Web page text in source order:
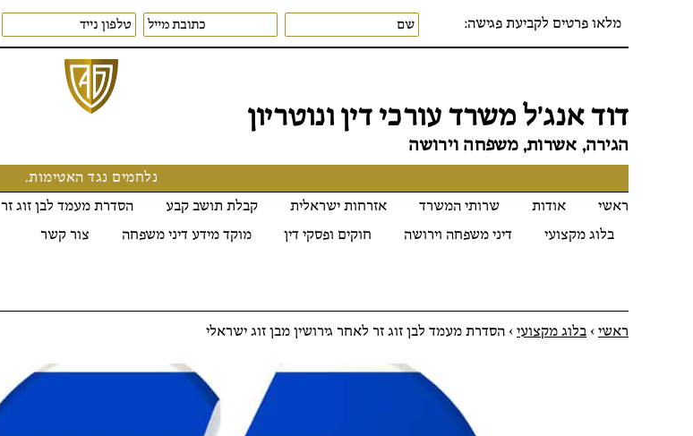
מלאו פרטים לקביעת פגישה:
דוד אנג׳ל משרד עורכי דין ונוטריון
הגירה, אשרות, משפחה וירושה
נלחמים נגד האטימות.
ראשי
אודות שרותי המשרד אזרחות ישראלית קבלת תושב קבע הסדרת מעמד לבן זוג זר
בלוג מקצועי
דיני משפחה וירושה חוקים ופסקי דין מוקד מידע דיני משפחה צור קשר
ראשי > בלוג מקצועי > הסדרת מעמד לבן זוג זר לאחר גירושין מבן זוג ישראלי